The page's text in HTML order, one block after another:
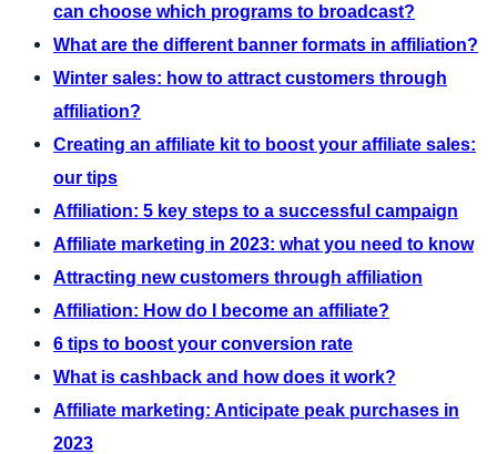
can choose which programs to broadcast?
What are the different banner formats in affiliation?
Winter sales: how to attract customers through
affiliation?
Creating an affiliate kit to boost your affiliate sales:
our tips
Affiliation: 5 key steps to a successful campaign
Affiliate marketing in 2023: what you need to know
Attracting new customers through affiliation
Affiliation: How do I become an affiliate?
6 tips to boost your conversion rate
What is cashback and how does it work?
Affiliate marketing: Anticipate peak purchases in
2023